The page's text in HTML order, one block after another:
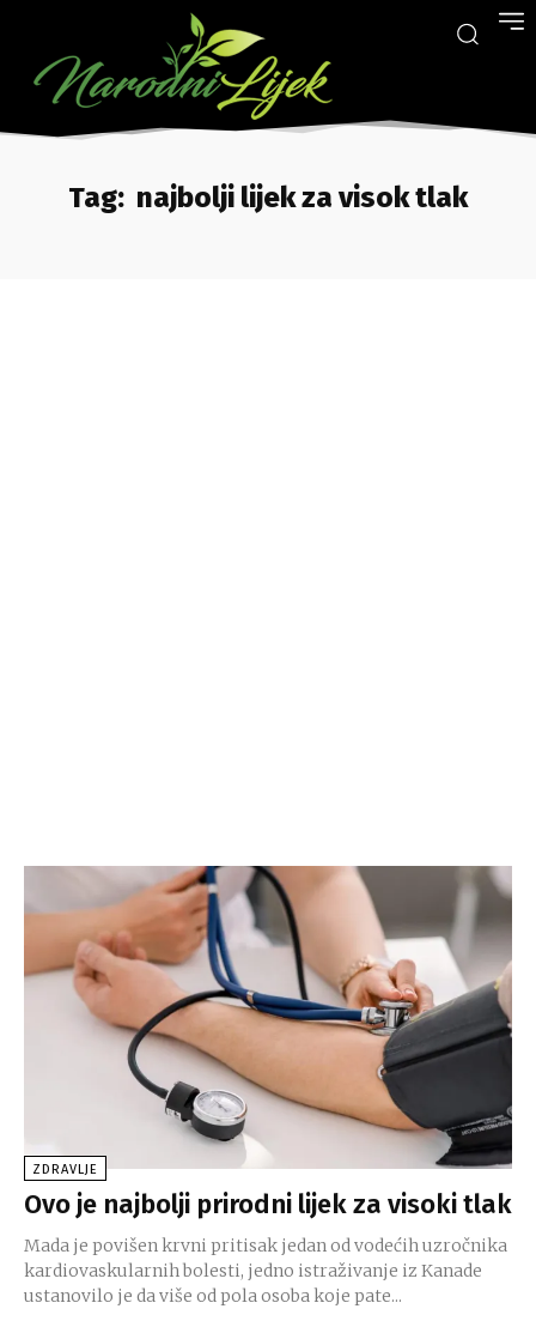
Tag: najbolji lijek za visok tlak
ZDRAVLJE
Ovo je najbolji prirodni lijek za visoki tlak
Mada je povišen krvni pritisak jedan od vodećih uzročnika
kardiovaskularnih bolesti, jedno istraživanje iz Kanade
ustanovilo je da više od pola osoba koje pate...